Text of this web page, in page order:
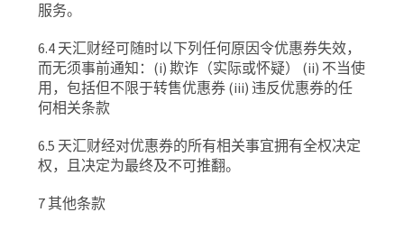
服务。
6.4 天汇财经可随时以下列任何原因令优惠券失效，
而无须事前通知： (i)欺诈（实际或怀疑） (ii) 不当使
用，包括但不限于转售优惠券 (iii)违反优惠券的任
何相关条款
6.5 天汇财经对优惠券的所有相关事宜拥有全权决定
权，且决定为最终及不可推翻。
7其他条款